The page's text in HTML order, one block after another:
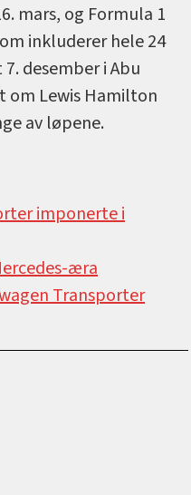
mars, og Formula 1
inkluderer hele 24
desember i Abu
om Lewis Hamilton
av løpene.
imponerte i
æra
Transporter